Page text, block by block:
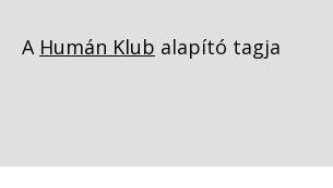
A Humán Klub alapító tagja